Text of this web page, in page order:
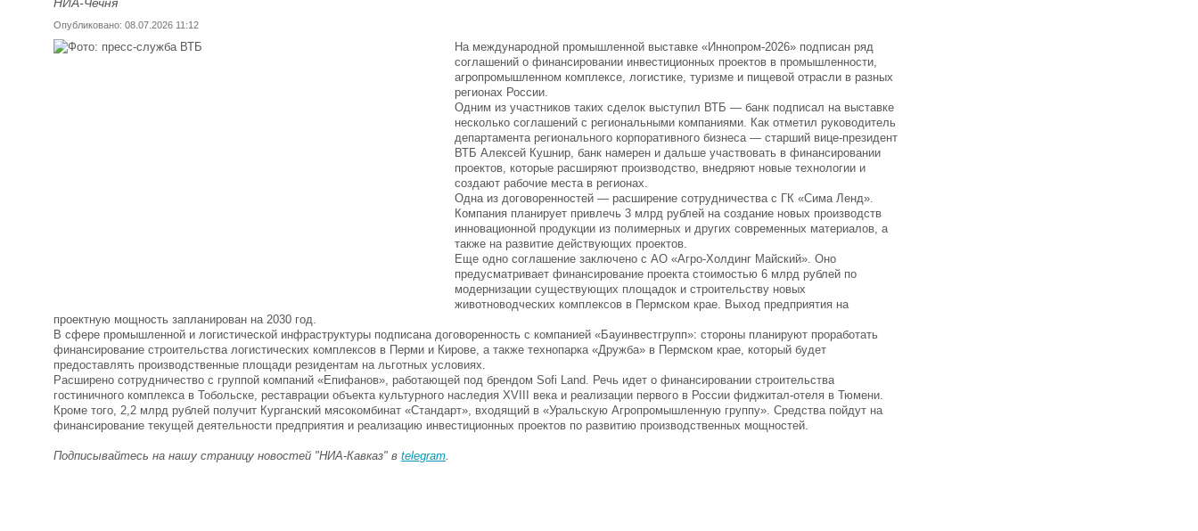
Опубликовано: 08.07.2026 11:12
На международной промышленной выставке «Иннопром-2026» подписан ряд
соглашений о финансировании инвестиционных проектов в промышленности,
агропромышленном комплексе, логистике, туризме и пищевой отрасли в разных
регионах России.
Одним из участников таких сделок выступил ВТБ — банк подписал на выставке
несколько соглашений с региональными компаниями. Как отметил руководитель
департамента регионального корпоративного бизнеса — старший вице-президент
ВТБ Алексей Кушнир, банк намерен и дальше участвовать в финансировании
проектов, которые расширяют производство, внедряют новые технологии и
создают рабочие места в регионах.
Одна из договоренностей — расширение сотрудничества с ГК «Сима Ленд».
Компания планирует привлечь 3 млрд рублей на создание новых производств
инновационной продукции из полимерных и других современных материалов, а
также на развитие действующих проектов.
Еще одно соглашение заключено с АО «Агро-Холдинг Майский». Оно
предусматривает финансирование проекта стоимостью 6 млрд рублей по
модернизации существующих площадок и строительству новых
животноводческих комплексов в Пермском крае. Выход предприятия на
проектную мощность запланирован на 2030 год.
В сфере промышленной и логистической инфраструктуры подписана договоренность с компанией «Бауинвестгрупп»: стороны планируют проработать
финансирование строительства логистических комплексов в Перми и Кирове, а также технопарка «Дружба» в Пермском крае, который будет
предоставлять производственные площади резидентам на льготных условиях.
Расширено сотрудничество с группой компаний «Епифанов», работающей под брендом Sofi Land. Речь идет о финансировании строительства
гостиничного комплекса в Тобольске, реставрации объекта культурного наследия XVIII века и реализации первого в России фиджитал-отеля в Тюмени.
Кроме того, 2,2 млрд рублей получит Курганский мясокомбинат «Стандарт», входящий в «Уральскую Агропромышленную группу». Средства пойдут на
финансирование текущей деятельности предприятия и реализацию инвестиционных проектов по развитию производственных мощностей.
Подписывайтесь на нашу страницу новостей "НИА-Кавказ" в telegram